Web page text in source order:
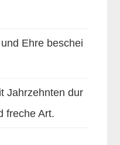
Ehre beschei
Jahrzehnten dur
freche Art.